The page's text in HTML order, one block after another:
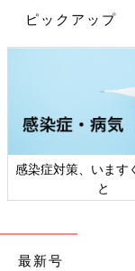
い勝手のいいアイ
にもなりますよね
がラインナップさ
※記事内容でご紹
があります。あら
※記事の内容は記載
ます。
ピックアップ
感染症対策、います
と
最新号